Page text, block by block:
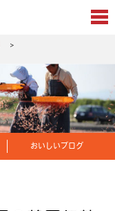
おいしいブログ